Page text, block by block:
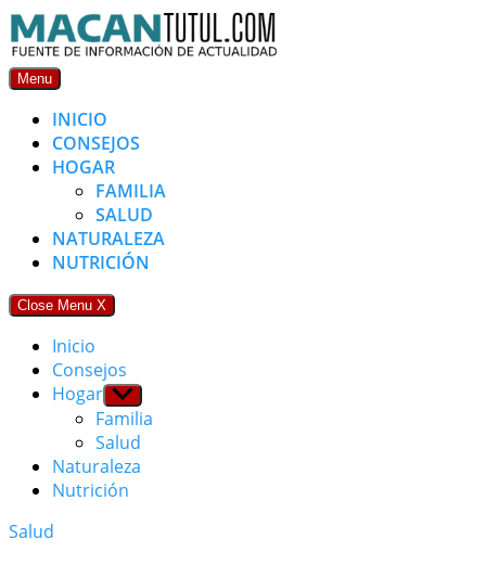
Skip
to
content
Menu
INICIO
CONSEJOS
HOGAR
FAMILIA
SALUD
NATURALEZA
NUTRICIÓN
Close Menu X
Inicio
Consejos
Hogar Show
sub
menu
Familia
Salud
Naturaleza
Nutrición
Salud